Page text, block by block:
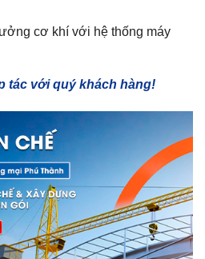
cơ khí với hệ thống máy
tác với quý khách hàng!